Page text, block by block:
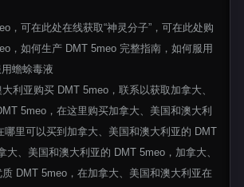
，可在此处在线获取“神灵分子”，可在此处购
，如何生产 DMT 5meo 完整指南，如何服用
蟾蜍毒液
利亚购买 DMT 5meo，联系以获取加拿大、
5meo，在这里购买加拿大、美国和澳大利
哪里可以买到加拿大、美国和澳大利亚的 DMT
大、美国和澳大利亚的 DMT 5meo，加拿大、
DMT 5meo，在加拿大、美国和澳大利亚在